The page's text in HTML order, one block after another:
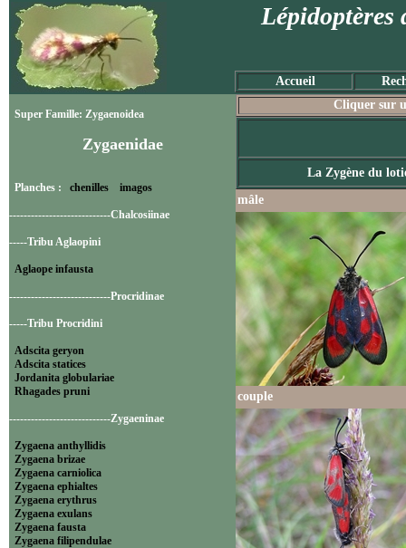
Lépidoptères
Accueil
Super Famille: Zygaenoidea
Zygaenidae
Planches : chenilles imagos
----------------------------Chalcosiinae
-----Tribu Aglaopini
Aglaope infausta
----------------------------Procridinae
-----Tribu Procridini
Adscita geryon
Adscita statices
Jordanita globulariae
Rhagades pruni
----------------------------Zygaeninae
Zygaena anthyllidis
Zygaena brizae
Zygaena carniolica
Zygaena ephialtes
Zygaena erythrus
Zygaena exulans
Zygaena fausta
Zygaena filipendulae
Cliquer sur
La Zygène du
mâle
couple